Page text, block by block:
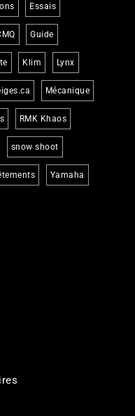
Essais
Guide
Klim Lynx
Mécanique
RMK Khaos
snow shoot
Yamaha